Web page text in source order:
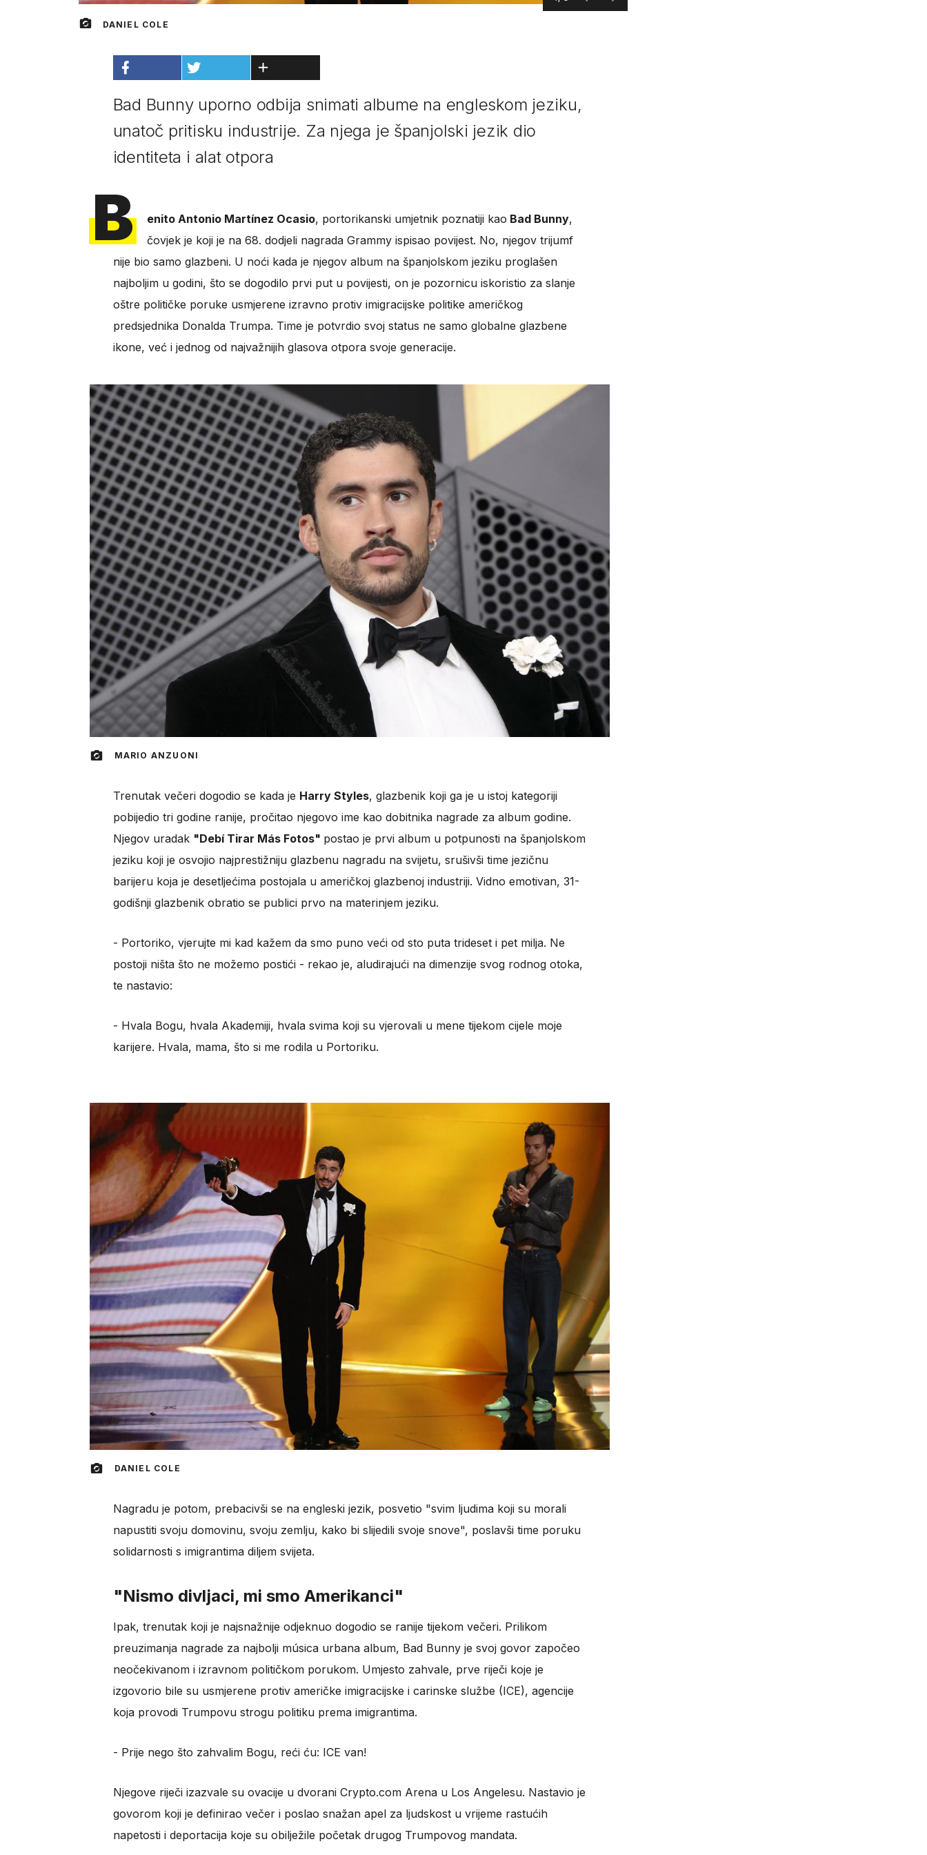
DANIEL COLE
Bad Bunny uporno odbija snimati albume na engleskom jeziku,
unatoč pritisku industrije. Za njega je španjolski jezik dio
identiteta i alat otpora
B enito Antonio Martínez Ocasio, portorikanski umjetnik poznatiji kao Bad Bunny,
čovjek je koji je na 68. dodjeli nagrada Grammy ispisao povijest. No, njegov trijumf
nije bio samo glazbeni. U noći kada je njegov album na španjolskom jeziku proglašen
najboljim u godini, što se dogodilo prvi put u povijesti, on je pozornicu iskoristio za slanje
oštre političke poruke usmjerene izravno protiv imigracijske politike američkog
predsjednika Donalda Trumpa. Time je potvrdio svoj status ne samo globalne glazbene
ikone, već i jednog od najvažnijih glasova otpora svoje generacije.
MARIO ANZUONI
Trenutak večeri dogodio se kada je Harry Styles, glazbenik koji ga je u istoj kategoriji
pobijedio tri godine ranije, pročitao njegovo ime kao dobitnika nagrade za album godine.
Njegov uradak "Debí Tirar Más Fotos" postao je prvi album u potpunosti na španjolskom
jeziku koji je osvojio najprestižniju glazbenu nagradu na svijetu, srušivši time jezičnu
barijeru koja je desetljećima postojala u američkoj glazbenoj industriji. Vidno emotivan, 31-
godišnji glazbenik obratio se publici prvo na materinjem jeziku.
​- Portoriko, vjerujte mi kad kažem da smo puno veći od sto puta trideset i pet milja. Ne
postoji ništa što ne možemo postići - rekao je, aludirajući na dimenzije svog rodnog otoka,
te nastavio:
​- Hvala Bogu, hvala Akademiji, hvala svima koji su vjerovali u mene tijekom cijele moje
karijere. Hvala, mama, što si me rodila u Portoriku.
DANIEL COLE
Nagradu je potom, prebacivši se na engleski jezik, posvetio "svim ljudima koji su morali
napustiti svoju domovinu, svoju zemlju, kako bi slijedili svoje snove", poslavši time poruku
solidarnosti s imigrantima diljem svijeta.
"Nismo divljaci, mi smo Amerikanci"
Ipak, trenutak koji je najsnažnije odjeknuo dogodio se ranije tijekom večeri. Prilikom
preuzimanja nagrade za najbolji música urbana album, Bad Bunny je svoj govor započeo
neočekivanom i izravnom političkom porukom. Umjesto zahvale, prve riječi koje je
izgovorio bile su usmjerene protiv američke imigracijske i carinske službe (ICE), agencije
koja provodi Trumpovu strogu politiku prema imigrantima.
​- Prije nego što zahvalim Bogu, reći ću: ICE van!
Njegove riječi izazvale su ovacije u dvorani Crypto.com Arena u Los Angelesu. Nastavio je
govorom koji je definirao večer i poslao snažan apel za ljudskost u vrijeme rastućih
napetosti i deportacija koje su obilježile početak drugog Trumpovog mandata.